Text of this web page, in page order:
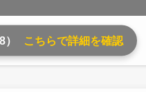
こちらで詳細を確認